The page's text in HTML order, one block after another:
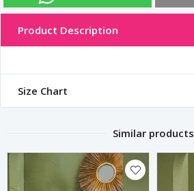
Product Description
Size Chart
Similar products